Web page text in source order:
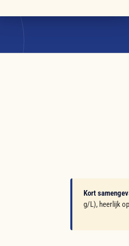
Kort
g/L), heerlijk